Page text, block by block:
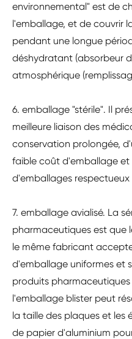
environnemental" est de
l'emballage, et de couvrir
pendant une longue
déshydratant (absorbeur
atmosphérique
6. emballage "stérile". Il
meilleure liaison des
conservation prolongée,
faible coût d'emballage et
d'emballages
7. emballage avialisé. La
pharmaceutiques est que
le même fabricant
d'emballage uniformes et
produits pharmaceutiques
l'emballage blister peut
la taille des plaques et les
de papier d'aluminium